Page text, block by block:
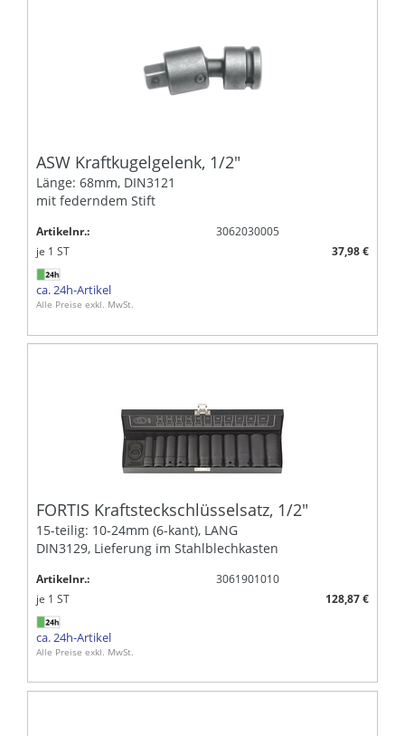
ASW Kraftkugelgelenk, 1/2"
Länge: 68mm, DIN3121
mit federndem Stift
Artikelnr.:
3062030005
je 1 ST 37,98 €
ca. 24h-Artikel
Alle Preise exkl. MwSt.
FORTIS Kraftsteckschlüsselsatz, 1/2"
15-teilig: 10-24mm (6-kant), LANG
DIN3129, Lieferung im Stahlblechkasten
Artikelnr.:
3061901010
je 1 ST 128,87 €
ca. 24h-Artikel
Alle Preise exkl. MwSt.